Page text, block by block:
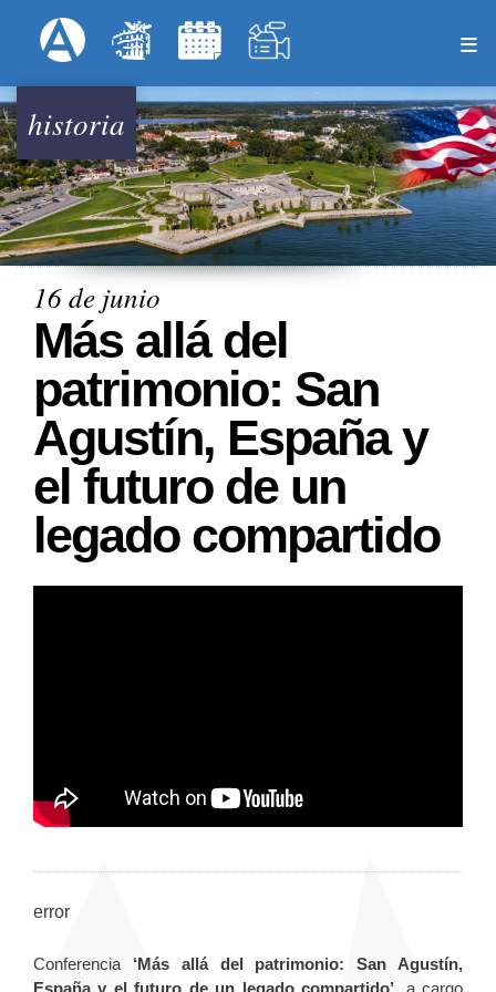
al
principal
Menú Superior
historia
16 de junio
Más allá del
patrimonio: San
Agustín, España y
el futuro de un
legado compartido
error
Conferencia ‘Más allá del patrimonio: San Agustín,